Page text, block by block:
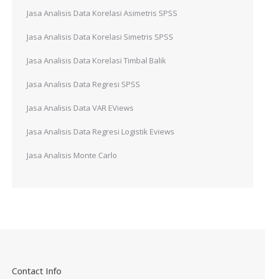
Jasa Analisis Data Korelasi Asimetris SPSS
Jasa Analisis Data Korelasi Simetris SPSS
Jasa Analisis Data Korelasi Timbal Balik
Jasa Analisis Data Regresi SPSS
Jasa Analisis Data VAR EViews
Jasa Analisis Data Regresi Logistik Eviews
Jasa Analisis Monte Carlo
Contact Info